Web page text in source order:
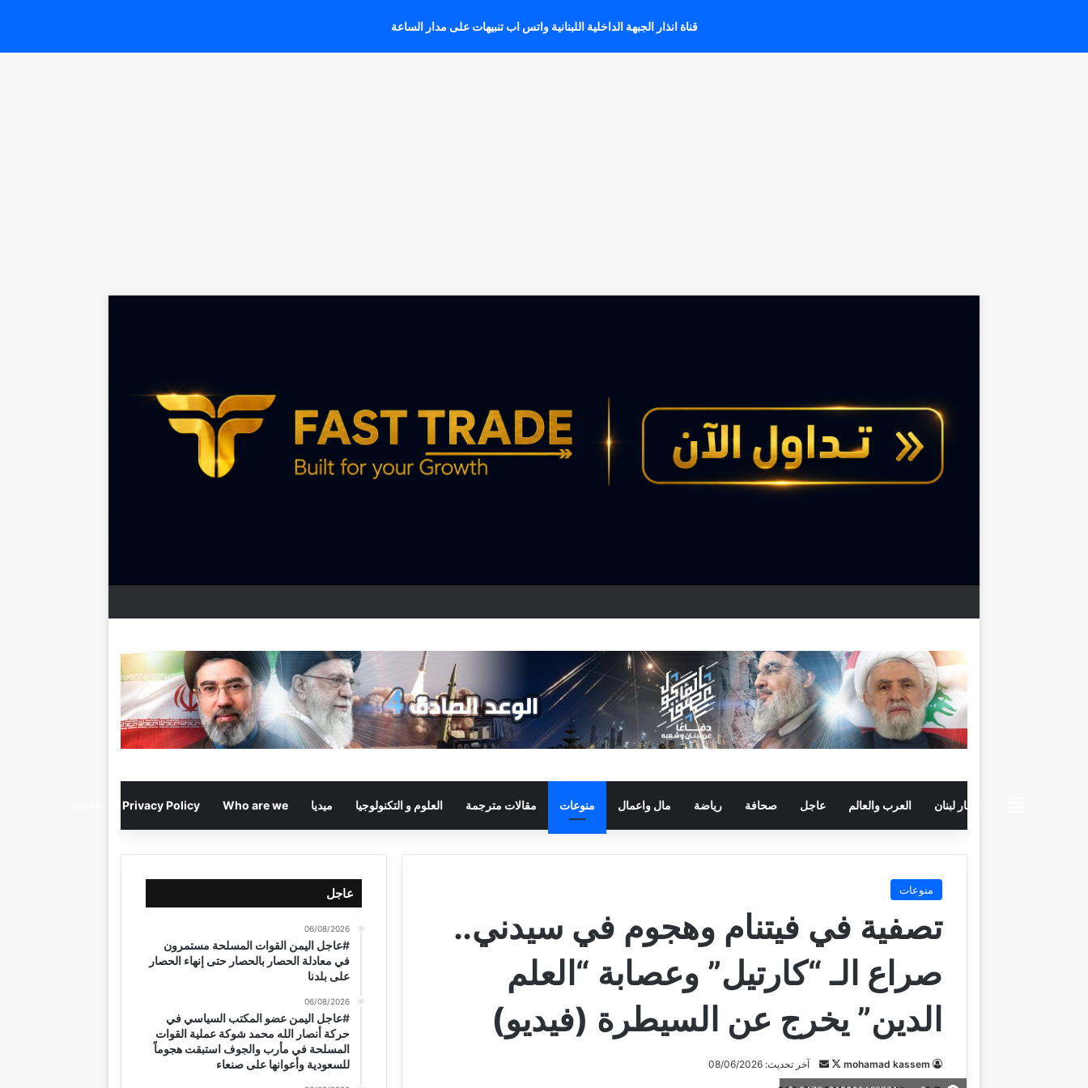
قناة انذار الجبهة الداخلية اللبنانية واتس اب تنبيهات على مدار الساعة
beiruttime
اخبار لبنان العرب والعالم عاجل صحافة رياضة مال واعمال منوعات مقالات مترجمة العلوم و التكنولوجيا ميديا Who are we
Privacy Policy
منوعات
تصفية في فيتنام وهجوم في سيدني..
صراع الـ “كارتيل” وعصابة “العلم
الدين” يخرج عن السيطرة (فيديو)
mohamad kassem
ت
ا ر
آخر تحديث: 08/06/2026
عاجل
06/08/2026
#عاجل اليمن القوات المسلحة مستمرون
في معادلة الحصار بالحصار حتى إنهاء الحصار
على بلدنا
06/08/2026
#عاجل اليمن عضو المكتب السياسي في
حركة أنصار الله محمد شوكة عملية القوات
المسلحة في مأرب والجوف استبقت هجوماً
للسعودية وأعوانها على صنعاء